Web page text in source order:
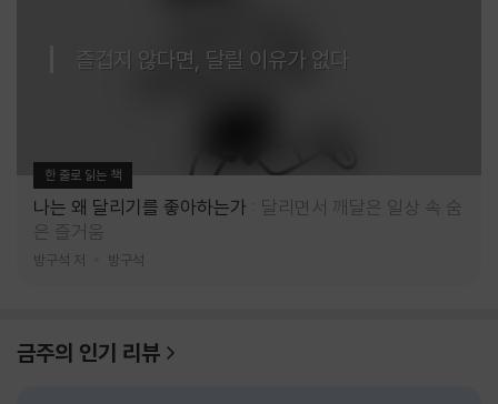
즐겁지 않다면, 달릴 이유가 없다
한 줄로 읽는 책
나는 왜 달리기를 좋아하는가
달리면서 깨달은 일상 속 숨
은 즐거움
방구석 저 방구석
금주의 인기 리뷰